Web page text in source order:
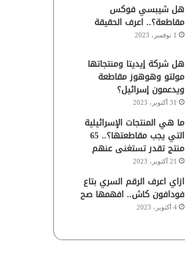
هل شيبسي فوكس
مقاطعة؟.. اعرف الحقيقة
1 نوفمبر، 2023
هل شركة إيديتا ومنتجاتها
مولتو وهوهوز مقاطعة
ويدعمون إسرائيل؟
31 أكتوبر، 2023
ما هي المنتجات الإسرائيلية
التي يجب مقاطعتها؟.. 65
منتج تقدر تستغنى عنهم
21 أكتوبر، 2023
ازاي اعرف الرقم السري بتاع
فودافون كاش.. افهمها صح
4 أكتوبر، 2023